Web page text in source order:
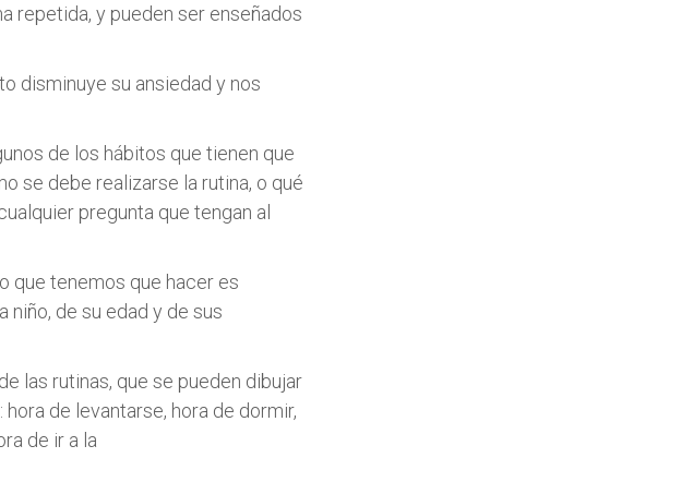
repetida, y pueden ser enseñados
disminuye su ansiedad y nos
de los hábitos que tienen que
se debe realizarse la rutina, o qué
pregunta que tengan al
que tenemos que hacer es
niño, de su edad y de sus
las rutinas, que se pueden dibujar
de levantarse, hora de dormir,
de ir a la